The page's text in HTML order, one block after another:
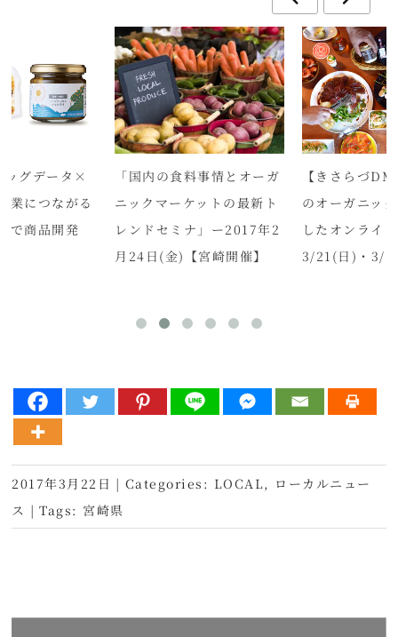
ッグデータ×
業につながる
で商品開発
「国内の食料事情とオーガ
ニックマーケットの最新ト
レンドセミナ」ー2017年2
月24日(金)【宮崎開催】
【きさらづ
のオーガニッ
したオンライ
3/21(日)・3/
2017年3月22日 | Categories: LOCAL, ローカルニュー
ス | Tags: 宮崎県